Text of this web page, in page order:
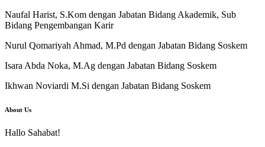
Naufal Harist, S.Kom dengan Jabatan Bidang Akademik, Sub
Bidang Pengembangan Karir
Nurul Qomariyah Ahmad, M.Pd dengan Jabatan Bidang Soskem
Isara Abda Noka, M.Ag dengan Jabatan Bidang Soskem
Ikhwan Noviardi M.Si dengan Jabatan Bidang Soskem
About Us
Hallo Sahabat!